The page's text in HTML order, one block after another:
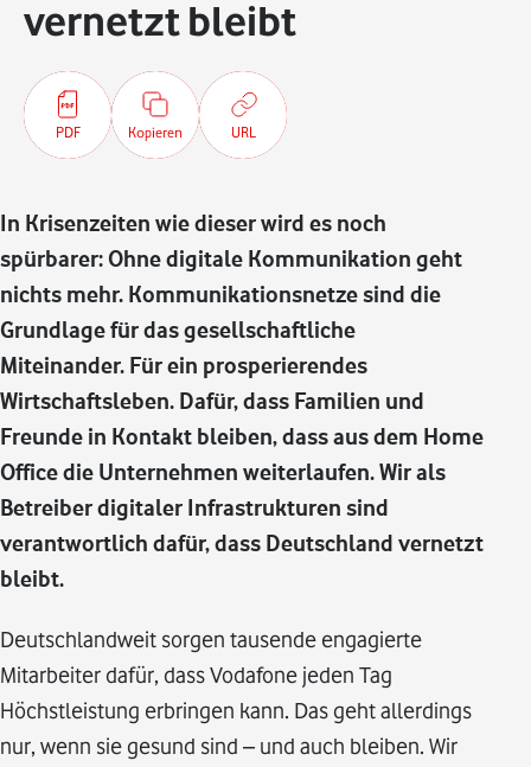
vernetzt bleibt
PDF Kopieren URL
In Krisenzeiten wie dieser wird es noch
spürbarer: Ohne digitale Kommunikation geht
nichts mehr. Kommunikationsnetze sind die
Grundlage für das gesellschaftliche
Miteinander. Für ein prosperierendes
Wirtschaftsleben. Dafür, dass Familien und
Freunde in Kontakt bleiben, dass aus dem Home
Office die Unternehmen weiterlaufen. Wir als
Betreiber digitaler Infrastrukturen sind
verantwortlich dafür, dass Deutschland vernetzt
bleibt.
Deutschlandweit sorgen tausende engagierte
Mitarbeiter dafür, dass Vodafone jeden Tag
Höchstleistung erbringen kann. Das geht allerdings
nur, wenn sie gesund sind – und auch bleiben. Wir